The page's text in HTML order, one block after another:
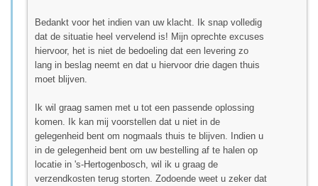
Bedankt voor het indien van uw klacht. Ik snap volledig
dat de situatie heel vervelend is! Mijn oprechte excuses
hiervoor, het is niet de bedoeling dat een levering zo
lang in beslag neemt en dat u hiervoor drie dagen thuis
moet blijven.
Ik wil graag samen met u tot een passende oplossing
komen. Ik kan mij voorstellen dat u niet in de
gelegenheid bent om nogmaals thuis te blijven. Indien u
in de gelegenheid bent om uw bestelling af te halen op
locatie in 's-Hertogenbosch, wil ik u graag de
verzendkosten terug storten. Zodoende weet u zeker dat